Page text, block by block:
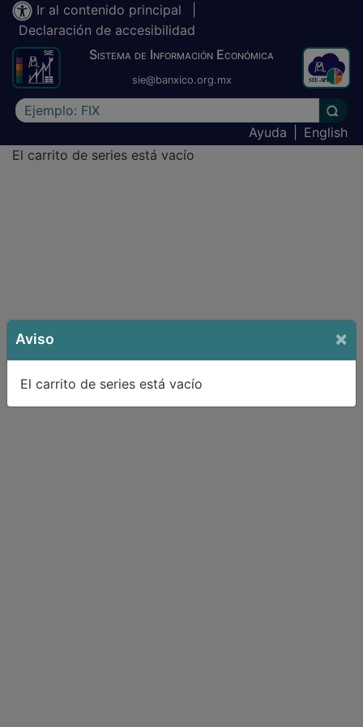
Ir al contenido principal
Declaración de accesibilidad
Sistema de Información Económica
sie@banxico.org.mx
Escriba el texto a buscar
Ayuda
English
El carrito de series está vacío
Aviso ×
El carrito de series está vacío